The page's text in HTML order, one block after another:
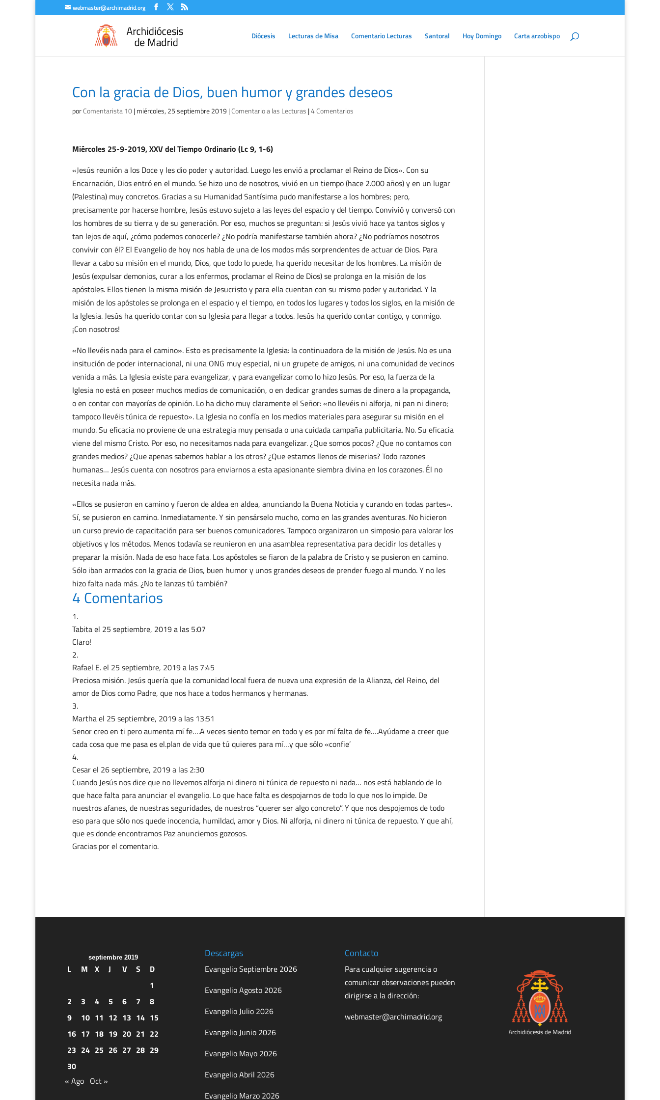
webmaster@archimadrid.org
Diócesis Lecturas de Misa Comentario Lecturas Santoral Hoy Domingo Carta arzobispo
Con la gracia de Dios, buen humor y grandes deseos
porComentarista 10|miércoles, 25 septiembre 2019|Comentario a las Lecturas |4 Comentarios
Miércoles 25-9-2019, XXV del Tiempo Ordinario (Lc 9, 1-6)
«Jesús reunión a los Doce y les dio poder y autoridad. Luego les envió a proclamar el Reino de Dios». Con su
Encarnación, Dios entró en el mundo. Se hizo uno de nosotros, vivió en un tiempo (hace 2.000 años) y en un lugar
(Palestina) muy concretos. Gracias a su Humanidad Santísima pudo manifestarse a los hombres; pero,
precisamente por hacerse hombre, Jesús estuvo sujeto a las leyes del espacio y del tiempo. Convivió y conversó con
los hombres de su tierra y de su generación. Por eso, muchos se preguntan: si Jesús vivió hace ya tantos siglos y
tan lejos de aquí, ¿cómo podemos conocerle? ¿No podría manifestarse también ahora? ¿No podríamos nosotros
convivir con él? El Evangelio de hoy nos habla de una de los modos más sorprendentes de actuar de Dios. Para
llevar a cabo su misión en el mundo, Dios, que todo lo puede, ha querido necesitar de los hombres. La misión de
Jesús (expulsar demonios, curar a los enfermos, proclamar el Reino de Dios) se prolonga en la misión de los
apóstoles. Ellos tienen la misma misión de Jesucristo y para ella cuentan con su mismo poder y autoridad. Y la
misión de los apóstoles se prolonga en el espacio y el tiempo, en todos los lugares y todos los siglos, en la misión de
la Iglesia. Jesús ha querido contar con su Iglesia para llegar a todos. Jesús ha querido contar contigo, y conmigo.
¡Con nosotros!
«No llevéis nada para el camino». Esto es precisamente la Iglesia: la continuadora de la misión de Jesús. No es una
insitución de poder internacional, ni una ONG muy especial, ni un grupete de amigos, ni una comunidad de vecinos
venida a más. La Iglesia existe para evangelizar, y para evangelizar como lo hizo Jesús. Por eso, la fuerza de la
Iglesia no está en poseer muchos medios de comunicación, o en dedicar grandes sumas de dinero a la propaganda,
o en contar con mayorías de opinión. Lo ha dicho muy claramente el Señor: «no llevéis ni alforja, ni pan ni dinero;
tampoco llevéis túnica de repuesto». La Iglesia no confía en los medios materiales para asegurar su misión en el
mundo. Su eficacia no proviene de una estrategia muy pensada o una cuidada campaña publicitaria. No. Su eficacia
viene del mismo Cristo. Por eso, no necesitamos nada para evangelizar. ¿Que somos pocos? ¿Que no contamos con
grandes medios? ¿Que apenas sabemos hablar a los otros? ¿Que estamos llenos de miserias? Todo razones
humanas… Jesús cuenta con nosotros para enviarnos a esta apasionante siembra divina en los corazones. Él no
necesita nada más.
«Ellos se pusieron en camino y fueron de aldea en aldea, anunciando la Buena Noticia y curando en todas partes».
Sí, se pusieron en camino. Inmediatamente. Y sin pensárselo mucho, como en las grandes aventuras. No hicieron
un curso previo de capacitación para ser buenos comunicadores. Tampoco organizaron un simposio para valorar los
objetivos y los métodos. Menos todavía se reunieron en una asamblea representativa para decidir los detalles y
preparar la misión. Nada de eso hace fata. Los apóstoles se fiaron de la palabra de Cristo y se pusieron en camino.
Sólo iban armados con la gracia de Dios, buen humor y unos grandes deseos de prender fuego al mundo. Y no les
hizo falta nada más. ¿No te lanzas tú también?
4 Comentarios
Tabitael 25 septiembre, 2019 a las 5:07
Claro!
Rafael E.el 25 septiembre, 2019 a las 7:45
Preciosa misión. Jesús quería que la comunidad local fuera de nueva una expresión de la Alianza, del Reino, del
amor de Dios como Padre, que nos hace a todos hermanos y hermanas.
Marthael 25 septiembre, 2019 a las 13:51
Senor creo en ti pero aumenta mí fe….A veces siento temor en todo y es por mí falta de fe….Ayúdame a creer que
cada cosa que me pasa es el.plan de vida que tú quieres para mí…y que sólo «confie’
Cesarel 26 septiembre, 2019 a las 2:30
Cuando Jesús nos dice que no llevemos alforja ni dinero ni túnica de repuesto ni nada… nos está hablando de lo
que hace falta para anunciar el evangelio. Lo que hace falta es despojarnos de todo lo que nos lo impide. De
nuestros afanes, de nuestras seguridades, de nuestros “querer ser algo concreto”. Y que nos despojemos de todo
eso para que sólo nos quede inocencia, humildad, amor y Dios. Ni alforja, ni dinero ni túnica de repuesto. Y que ahí,
que es donde encontramos Paz anunciemos gozosos.
Gracias por el comentario.
septiembre 2019
L M X J V S
D
1
2
3 4 5 6 7
8
9
10 11 12 13 14 15
16 17 18 19 20 21 22
23 24 25 26 27 28 29
30
« Ago Oct »
Descargas
Evangelio Septiembre 2026
Evangelio Agosto 2026
Evangelio Julio 2026
Evangelio Junio 2026
Evangelio Mayo 2026
Evangelio Abril 2026
Evangelio Marzo 2026
Contacto
Para cualquier sugerencia o
comunicar observaciones pueden
dirigirse a la dirección:
webmaster@archimadrid.org